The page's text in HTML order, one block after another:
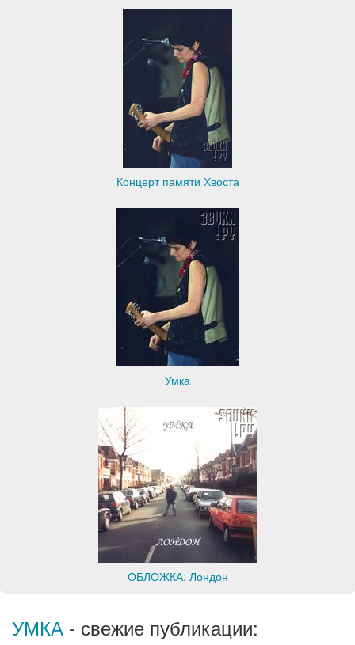
Концерт памяти Хвоста
Умка
ОБЛОЖКА: Лондон
УМКА - свежие публикации: